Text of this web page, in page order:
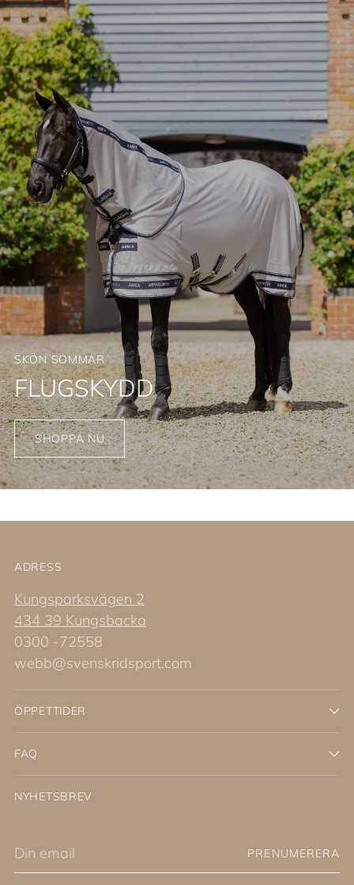
SKÖN SOMMAR
FLUGSKYDD
SHOPPA NU
ADRESS
Kungsparksvägen 2
434 39 Kungsbacka
0300 -72558
webb@svenskridsport.com
ÖPPETTIDER
FAQ
NYHETSBREV
Din
PRENUMERERA